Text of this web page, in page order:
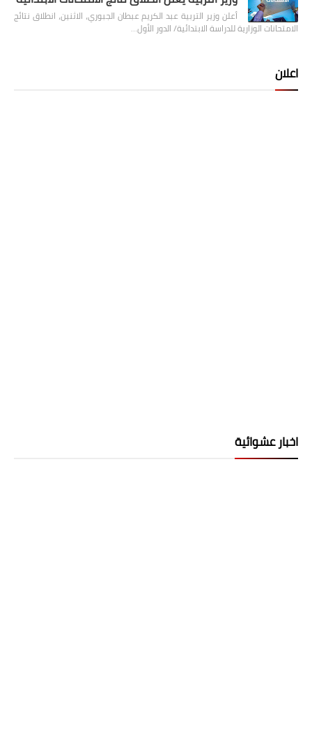
أعلن وزير التربية عبد الكريم عبطان الجبوري، الاثنين، انطلاق نتائج
الامتحانات الوزارية للدراسة الابتدائية/ الدور الأول…
اعلان
اخبار عشوائية